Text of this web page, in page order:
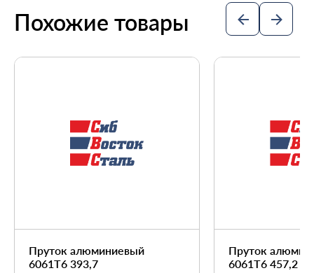
Похожие товары
Пруток алюминиевый
6061Т6 393,7
Пруток
6061Т6 457,2